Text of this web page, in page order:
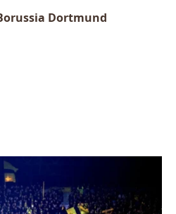
Dortmund